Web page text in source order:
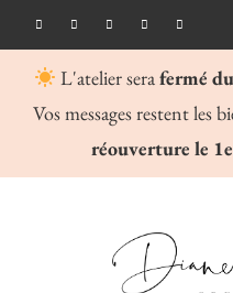
to
primary
navigation
to
main
content
to
primary
sidebar
L'atelier serafermé
Vos messages restent les
réouverture le